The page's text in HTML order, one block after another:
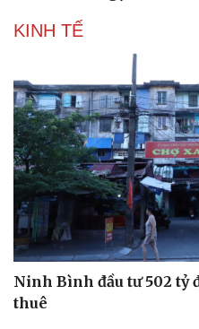
Sức khỏe
Cây thuốc
Sản phụ khoa
KINH TẾ
Ninh Bình đầu tư 502 tỷ
thuê